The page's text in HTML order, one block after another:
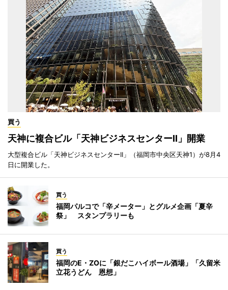
買う
天神に複合ビル「天神ビジネスセンターII」開業
大型複合ビル「天神ビジネスセンターII」（福岡市中央区天神1）が8月4
日に開業した。
買う
福岡パルコで「辛メーター」とグルメ企画「夏辛
祭」 スタンプラリーも
買う
福岡のE・ZOに「銀だこハイボール酒場」「久留米
立花うどん 恩想」